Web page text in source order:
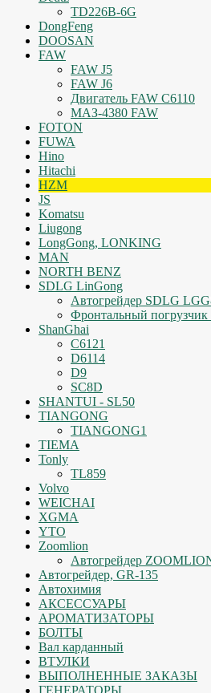
TD226B-6G
DongFeng
DOOSAN
FAW
FAW J5
FAW J6
Двигатель FAW C6110
МАЗ-4380 FAW
FOTON
FUWA
Hino
Hitachi
HZM
JS
Komatsu
Liugong
LongGong, LONKING
MAN
NORTH BENZ
SDLG LinGong
Автогрейдер SDLG
Фронтальный
ShanGhai
C6121
D6114
D9
SC8D
SHANTUI - SL50
TIANGONG
TIANGONG1
TIEMA
Tonly
TL859
Volvo
WEICHAI
XGMA
YTO
Zoomlion
Автогрейдер
Автогрейдер, GR-135
Автохимия
АКСЕССУАРЫ
АРОМАТИЗАТОРЫ
БОЛТЫ
Вал карданный
ВТУЛКИ
ВЫПОЛНЕННЫЕ ЗАКАЗЫ
ГЕНЕРАТОРЫ